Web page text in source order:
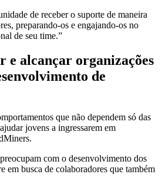
de receber o suporte de maneira
preparando-os e engajando-os no
de seu time.”
e alcançar organizações
de
que não dependem só das
jovens a ingressarem em
com o desenvolvimento dos
em busca de colaboradores que também